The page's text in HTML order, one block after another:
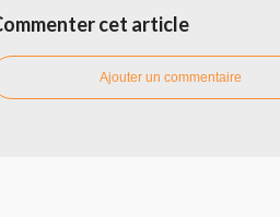
cet article
Ajouter un commentaire